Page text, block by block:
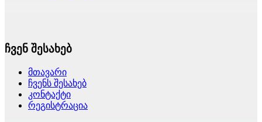
ჩვენ შესახებ
მთავარი
ჩვენს შესახებ
კონტაქტი
რეგისტრაცია